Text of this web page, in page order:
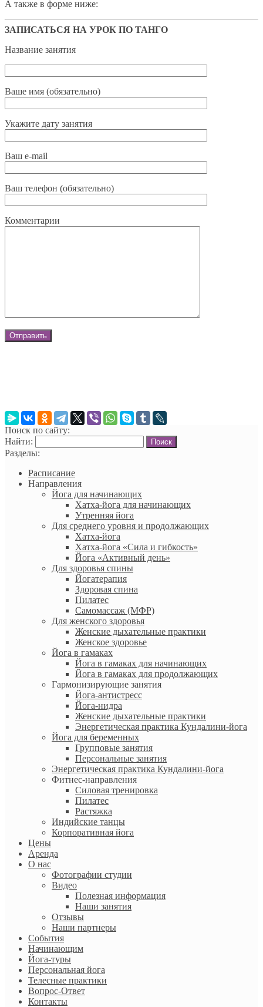
А также в форме ниже:
ЗАПИСАТЬСЯ НА УРОК ПО ТАНГО
Название занятия
Ваше имя (обязательно)
Укажите дату занятия
Ваш e-mail
Ваш телефон (обязательно)
Комментарии
Поиск по сайту:
Найти:
Разделы:
Расписание
Направления
Йога для начинающих
Хатха-йога для начинающих
Утренняя йога
Для среднего уровня и продолжающих
Хатха-йога
Хатха-йога «Сила и гибкость»
Йога «Активный день»
Для здоровья спины
Йогатерапия
Здоровая спина
Пилатес
Самомассаж (МФР)
Для женского здоровья
Женские дыхательные практики
Женское здоровье
Йога в гамаках
Йога в гамаках для начинающих
Йога в гамаках для продолжающих
Гармонизирующие занятия
Йога-антистресс
Йога-нидра
Женские дыхательные практики
Энергетическая практика Кундалини-йога
Йога для беременных
Групповые занятия
Персональные занятия
Энергетическая практика Кундалини-йога
Фитнес-направления
Силовая тренировка
Пилатес
Растяжка
Индийские танцы
Корпоративная йога
Цены
Аренда
О нас
Фотографии студии
Видео
Полезная информация
Наши занятия
Отзывы
Наши партнеры
События
Начинающим
Йога-туры
Персональная йога
Телесные практики
Вопрос-Ответ
Контакты